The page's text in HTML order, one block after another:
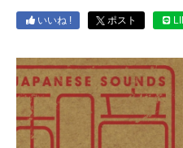
いいね ! ポスト